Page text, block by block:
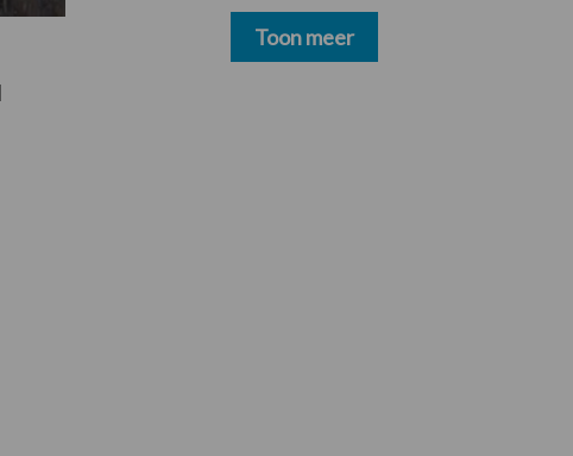
Toon meer